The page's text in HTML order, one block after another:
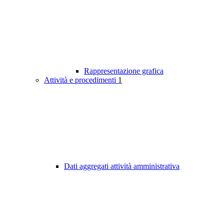
Rappresentazione grafica
Attività e procedimenti 1
Dati aggregati attività amministrativa